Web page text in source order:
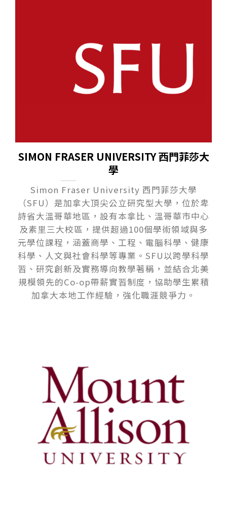
SIMON FRASER UNIVERSITY 西門菲莎大
學
Simon Fraser University 西門菲莎大學
（SFU）是加拿大頂尖公立研究型大學，位於卑
詩省大溫哥華地區，設有本拿比、溫哥華市中心
及素里三大校區，提供超過100個學術領域與多
元學位課程，涵蓋商學、工程、電腦科學、健康
科學、人文與社會科學等專業。SFU以跨學科學
習、研究創新及實務導向教學著稱，並結合北美
規模領先的Co-op帶薪實習制度，協助學生累積
加拿大本地工作經驗，強化職涯競爭力。